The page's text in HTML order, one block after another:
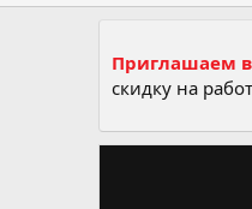
Приглашаем
скидку на